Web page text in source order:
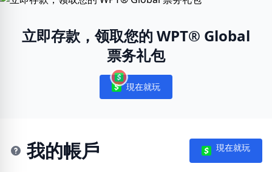
立即存款，领取您的 WPT® Global
票务礼包
Notifications
現在就玩
我的帳戶 現在就玩